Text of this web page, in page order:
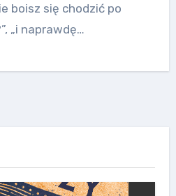
boisz się chodzić po
„i naprawdę…